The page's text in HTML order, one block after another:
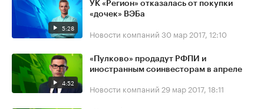
5:28
УК «Регион» отказалась от покупки
«дочек» ВЭБа
Новости компаний 30 мар 2017, 12:10
4:52
«Пулково» продадут РФПИ и
иностранным соинвесторам в апреле
Новости компаний 29 мар 2017, 18:11